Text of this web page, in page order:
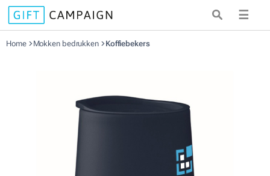
☰
Home Mokken bedrukken Koffiebekers